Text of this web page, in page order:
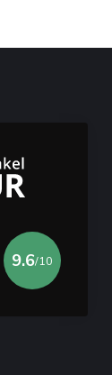
9.6/10